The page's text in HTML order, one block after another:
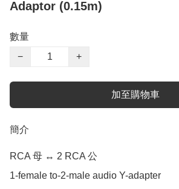
Adaptor (0.15m)
數量
−
+
加至購物車
簡介
RCA 母 ↔ 2 RCA 公
1-female to-2-male audio Y-adapter